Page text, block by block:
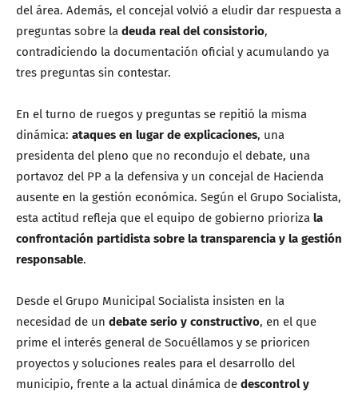
del área. Además, el concejal volvió a eludir dar respuesta a
preguntas sobre la deuda real del consistorio,
contradiciendo la documentación oficial y acumulando ya
tres preguntas sin contestar.
En el turno de ruegos y preguntas se repitió la misma
dinámica: ataques en lugar de explicaciones, una
presidenta del pleno que no recondujo el debate, una
portavoz del PP a la defensiva y un concejal de Hacienda
ausente en la gestión económica. Según el Grupo Socialista,
esta actitud refleja que el equipo de gobierno prioriza la
confrontación partidista sobre la transparencia y la gestión
responsable.
Desde el Grupo Municipal Socialista insisten en la
necesidad de un debate serio y constructivo, en el que
prime el interés general de Socuéllamos y se prioricen
proyectos y soluciones reales para el desarrollo del
municipio, frente a la actual dinámica de descontrol y